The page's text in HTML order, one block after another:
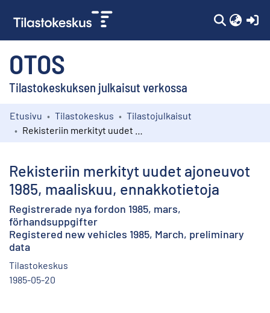
OTOS
Tilastokeskuksen julkaisut verkossa
Kokoelmat
Etusivu Tilastokeskus
Tilastojulkaisut
Rekisteriin merkityt uudet ajoneuvot
1985, maaliskuu, ennakkotietoja
Registrerade nya fordon 1985, mars,
förhandsuppgifter
Registered new vehicles 1985, March, preliminary
data
Tilastokeskus
1985-05-20